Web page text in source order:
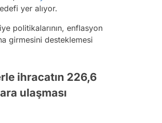
yer alıyor.
politikalarının, enflasyon
girmesini desteklemesi
ihracatın 226,6
ulaşması